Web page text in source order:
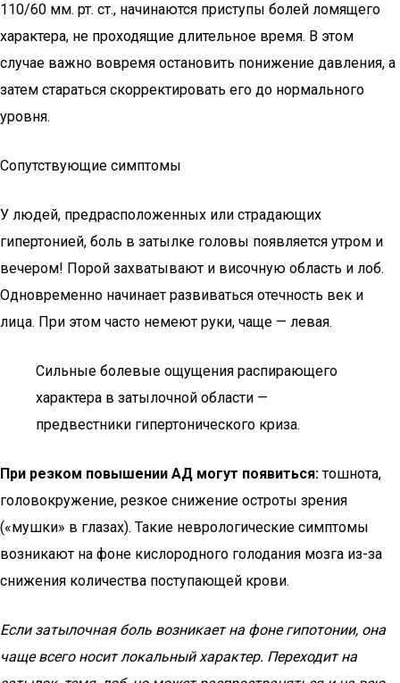
110/60 мм. рт. ст., начинаются приступы болей ломящего
характера, не проходящие длительное время. В этом
случае важно вовремя остановить понижение давления, а
затем стараться скорректировать его до нормального
уровня.
Сопутствующие симптомы
У людей, предрасположенных или страдающих
гипертонией, боль в затылке головы появляется утром и
вечером! Порой захватывают и височную область и лоб.
Одновременно начинает развиваться отечность век и
лица. При этом часто немеют руки, чаще — левая.
Сильные болевые ощущения распирающего
характера в затылочной области —
предвестники гипертонического криза.
При резком повышении АД могут появиться:тошнота,
головокружение, резкое снижение остроты зрения
(«мушки» в глазах). Такие неврологические симптомы
возникают на фоне кислородного голодания мозга из-за
снижения количества поступающей крови.
Если затылочная боль возникает на фоне гипотонии, она
чаще всего носит локальный характер. Переходит на